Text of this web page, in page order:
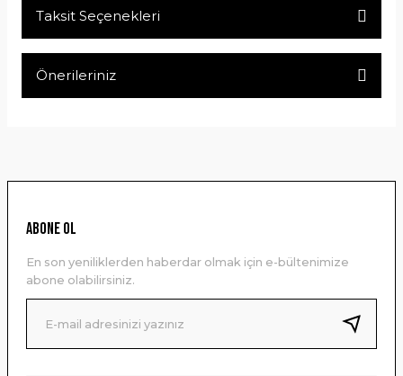
Taksit Seçenekleri
Önerileriniz
Ürün resmi kalitesiz, bozuk veya görüntülenemiyor.
Ürün bilgilerinde hatalar bulunuyor.
Ürün fiyatı diğer sitelerden daha pahalı.
Bu ürüne benzer farklı alternatifler olmalı.
ABONE OL
En son yeniliklerden haberdar olmak için e-bültenimize
abone olabilirsiniz.